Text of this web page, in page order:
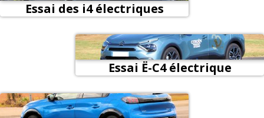
Essai des i4 électriques
Essai Ë-C4 électrique